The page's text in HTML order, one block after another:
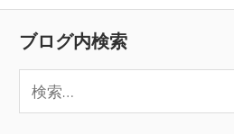
ブログ内検索
検
索